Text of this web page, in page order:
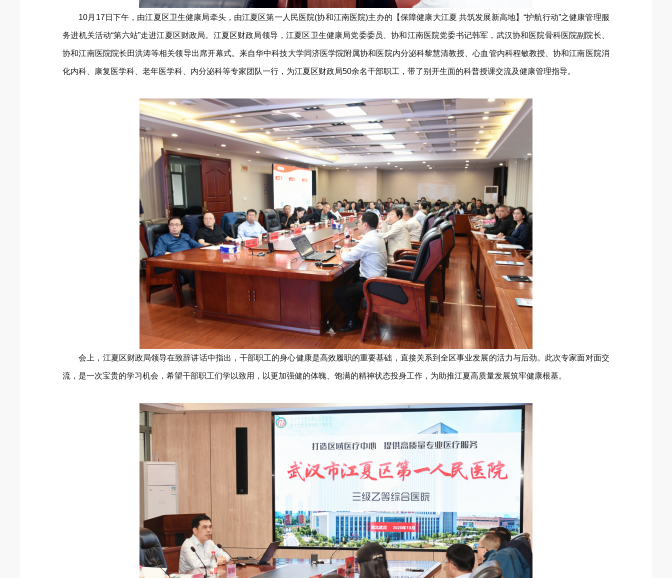
10月17日下午，由江夏区卫生健康局牵头，由江夏区第一人民医院(协和江南医院)主办的【保障健康大江夏 共筑发展新高地】“护航行动”之健康管理服
务进机关活动“第六站”走进江夏区财政局。江夏区财政局领导，江夏区卫生健康局党委委员、协和江南医院党委书记韩军，武汉协和医院骨科医院副院长、
协和江南医院院长田洪涛等相关领导出席开幕式。来自华中科技大学同济医学院附属协和医院内分泌科黎慧清教授、心血管内科程敏教授、协和江南医院消
化内科、康复医学科、老年医学科、内分泌科等专家团队一行，为江夏区财政局50余名干部职工，带了别开生面的科普授课交流及健康管理指导。
会上，江夏区财政局领导在致辞讲话中指出，干部职工的身心健康是高效履职的重要基础，直接关系到全区事业发展的活力与后劲。此次专家面对面交
流，是一次宝贵的学习机会，希望干部职工们学以致用，以更加强健的体魄、饱满的精神状态投身工作，为助推江夏高质量发展筑牢健康根基。